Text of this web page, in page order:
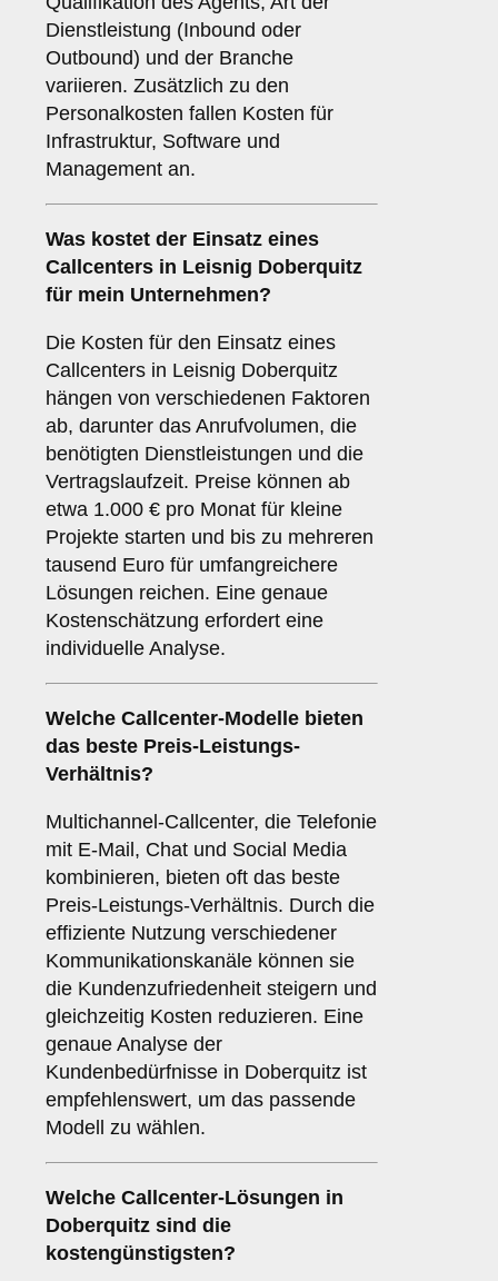
Dienstleistung (Inbound oder
Outbound) und der Branche
variieren. Zusätzlich zu den
Personalkosten fallen Kosten für
Infrastruktur, Software und
Management an.
Was kostet der Einsatz eines
Callcenters in Leisnig Doberquitz
für mein Unternehmen?
Die Kosten für den Einsatz eines
Callcenters in Leisnig Doberquitz
hängen von verschiedenen Faktoren
ab, darunter das Anrufvolumen, die
benötigten Dienstleistungen und die
Vertragslaufzeit. Preise können ab
etwa 1.000 € pro Monat für kleine
Projekte starten und bis zu mehreren
tausend Euro für umfangreichere
Lösungen reichen. Eine genaue
Kostenschätzung erfordert eine
individuelle Analyse.
Welche Callcenter-Modelle bieten
das beste Preis-Leistungs-
Verhältnis?
Multichannel-Callcenter, die Telefonie
mit E-Mail, Chat und Social Media
kombinieren, bieten oft das beste
Preis-Leistungs-Verhältnis. Durch die
effiziente Nutzung verschiedener
Kommunikationskanäle können sie
die Kundenzufriedenheit steigern und
gleichzeitig Kosten reduzieren. Eine
genaue Analyse der
Kundenbedürfnisse in Doberquitz ist
empfehlenswert, um das passende
Modell zu wählen.
Welche Callcenter-Lösungen in
Doberquitz sind die
kostengünstigsten?